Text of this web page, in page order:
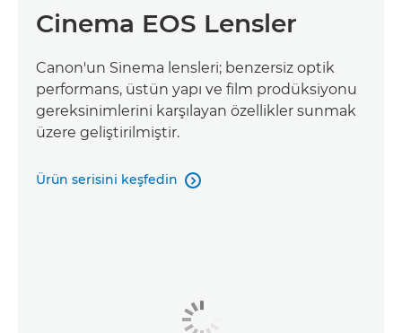
Cinema EOS Lensler
Canon'un Sinema lensleri; benzersiz optik
performans, üstün yapı ve film prodüksiyonu
gereksinimlerini karşılayan özellikler sunmak
üzere geliştirilmiştir.
Ürün serisini keşfedin 